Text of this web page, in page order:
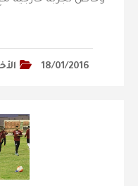
18/01/2016